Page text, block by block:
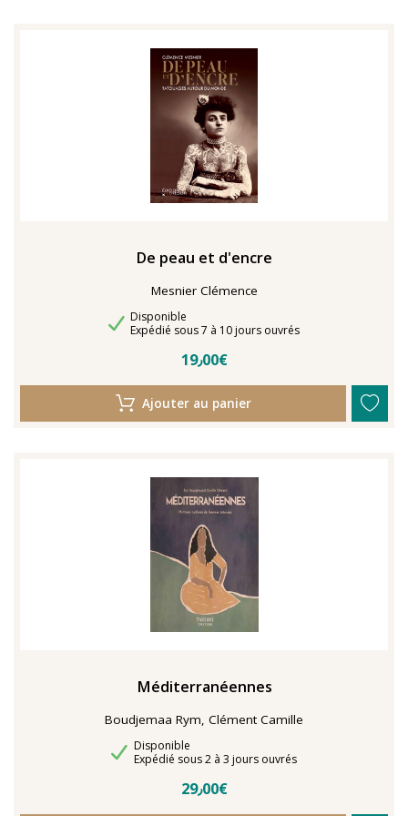
De peau et d'encre
Mesnier Clémence
Disponibilité
Disponible
Délais de livraison
Expédié sous 7 à 10 jours ouvrés
19٫00€
Ajouter au panier
Méditerranéennes
Boudjemaa Rym, Clément Camille
Disponibilité
Disponible
Délais de livraison
Expédié sous 2 à 3 jours ouvrés
29٫00€